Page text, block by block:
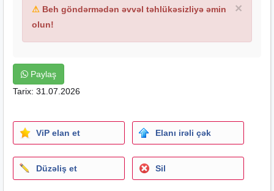
×
⚠ Beh göndərmədən əvvəl təhlükəsizliyə əmin
olun!
Paylaş
Tarix: 31.07.2026
ViP elan et Elanı irəli çək
Düzəliş et Sil